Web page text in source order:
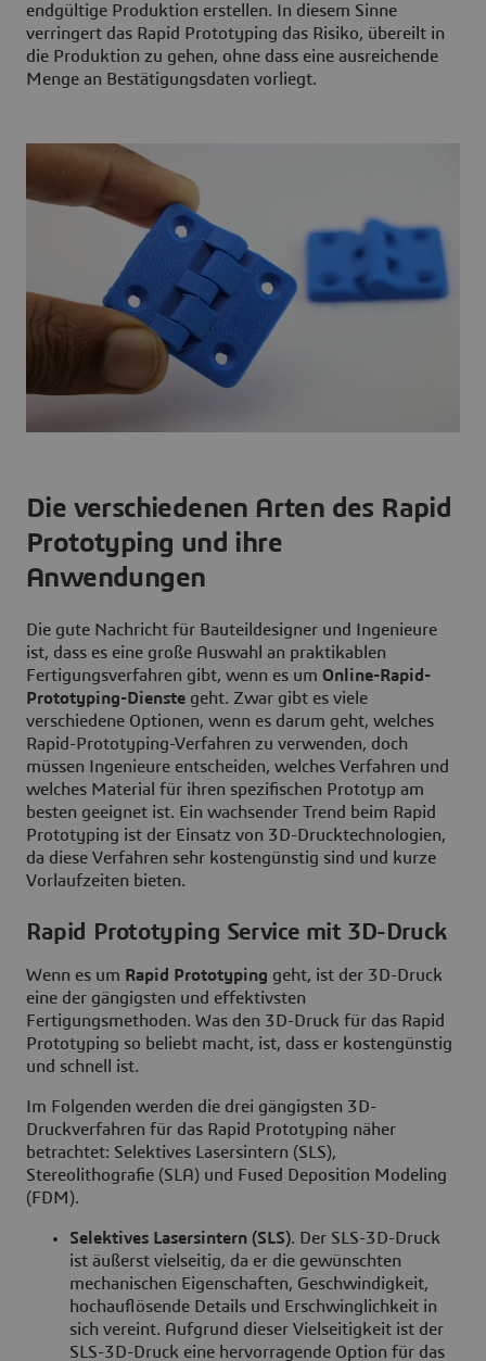
endgültige Produktion erstellen. In diesem Sinne
verringert das Rapid Prototyping das Risiko, übereilt in
die Produktion zu gehen, ohne dass eine ausreichende
Menge an Bestätigungsdaten vorliegt.
Die verschiedenen Arten des Rapid
Prototyping und ihre
Anwendungen
Die gute Nachricht für Bauteildesigner und Ingenieure
ist, dass es eine große Auswahl an praktikablen
Fertigungsverfahren gibt, wenn es um Online-Rapid-
Prototyping-Dienste geht. Zwar gibt es viele
verschiedene Optionen, wenn es darum geht, welches
Rapid-Prototyping-Verfahren zu verwenden, doch
müssen Ingenieure entscheiden, welches Verfahren und
welches Material für ihren spezifischen Prototyp am
besten geeignet ist. Ein wachsender Trend beim Rapid
Prototyping ist der Einsatz von 3D-Drucktechnologien,
da diese Verfahren sehr kostengünstig sind und kurze
Vorlaufzeiten bieten.
Rapid Prototyping Service mit 3D-Druck
Wenn es um Rapid Prototyping geht, ist der 3D-Druck
eine der gängigsten und effektivsten
Fertigungsmethoden. Was den 3D-Druck für das Rapid
Prototyping so beliebt macht, ist, dass er kostengünstig
und schnell ist.
Im Folgenden werden die drei gängigsten 3D-
Druckverfahren für das Rapid Prototyping näher
betrachtet: Selektives Lasersintern (SLS),
Stereolithografie (SLA) und Fused Deposition Modeling
(FDM).
Selektives Lasersintern (SLS). Der SLS-3D-Druck
ist äußerst vielseitig, da er die gewünschten
mechanischen Eigenschaften, Geschwindigkeit,
hochauflösende Details und Erschwinglichkeit in
sich vereint. Aufgrund dieser Vielseitigkeit ist der
SLS-3D-Druck eine hervorragende Option für das